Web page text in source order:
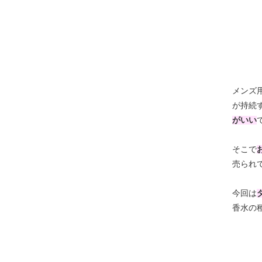
メンズ
が持続
がいい
そこで
売られ
今回は
香水の